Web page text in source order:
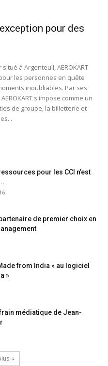
pour des
à Argenteuil, AEROKART
les personnes en quête
inoubliables. Par ses
s'impose comme un
de groupe, la billetterie et
pour les CCI n’est
de premier choix en
from India » au logiciel
»
médiatique de Jean-